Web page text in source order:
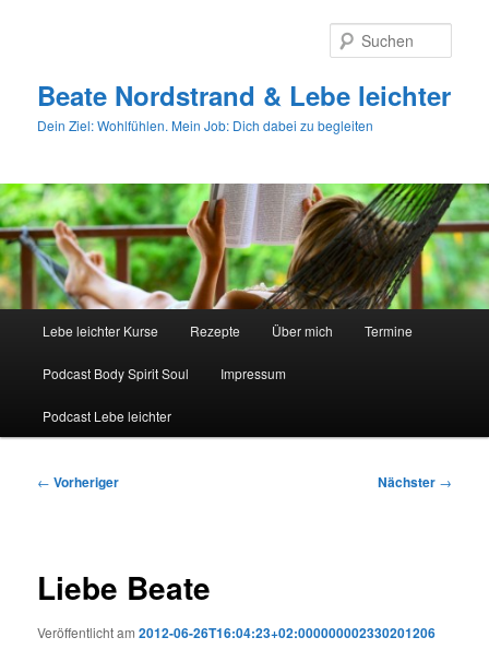
Beate Nordstrand & Lebe leichter
Dein Ziel: Wohlfühlen. Mein Job: Dich dabei zu begleiten
Lebe leichter Kurse Rezepte Über mich Termine
Podcast Body Spirit Soul Impressum
Podcast Lebe leichter
Beitragsnavigation
← Vorheriger Nächster →
Liebe Beate
Veröffentlicht am2012-06-26T16:04:23+02:000000002330201206